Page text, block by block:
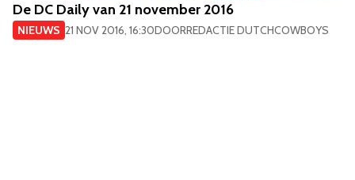
De DC Daily van 21 november 2016
NIEUWS 21 NOV 2016, 16:30DOORREDACTIE DUTCHCOWBOYS